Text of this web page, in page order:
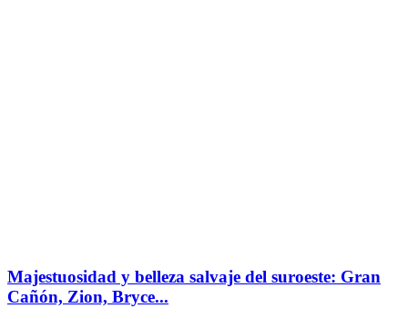
Majestuosidad y belleza salvaje del suroeste: Gran
Cañón, Zion, Bryce...